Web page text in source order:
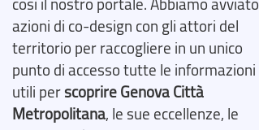
azioni di co-design con gli attori del
territorio per raccogliere in un unico
punto di accesso tutte le informazioni
utili perscoprire Genova Città
Metropolitana, le sue eccellenze, le